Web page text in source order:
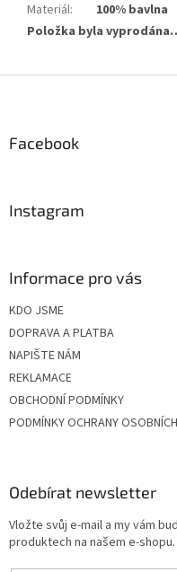
Materiál:
100% bavlna
Položka byla
Facebook
Instagram
Informace pro vás
KDO JSME
DOPRAVA A PLATBA
NAPIŠTE NÁM
REKLAMACE
OBCHODNÍ PODMÍNKY
PODMÍNKY OCHRANY
Odebírat newsletter
Vložte svůj e-mail a my vám
produktech na našem e-shopu.